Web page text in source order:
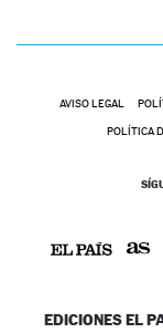
AVISO LEGAL
POLÍTICA
EDICIONES EL